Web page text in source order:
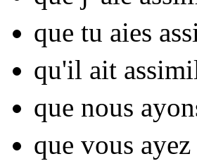
que tu aies
qu'il ait
que nous
que vous